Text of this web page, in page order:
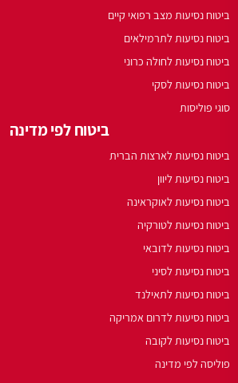
ביטוח נסיעות מצב רפואי קיים
ביטוח נסיעות לתרמילאים
ביטוח נסיעות לחולה כרוני
ביטוח נסיעות לסקי
סוגי פוליסות
ביטוח לפי מדינה
ביטוח נסיעות לארצות הברית
ביטוח נסיעות ליוון
ביטוח נסיעות לאוקראינה
ביטוח נסיעות לטורקיה
ביטוח נסיעות לדובאי
ביטוח נסיעות לסיני
ביטוח נסיעות לתאילנד
ביטוח נסיעות לדרום אמריקה
ביטוח נסיעות לקובה
פוליסה לפי מדינה